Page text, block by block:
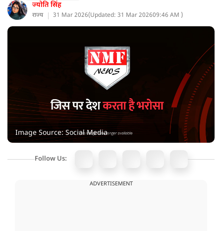
ज्योति सिंह
राज्य 31 Mar 2026(Updated: 31 Mar 202609:46 AM )
Image Source: Social Media
Follow Us:
ADVERTISEMENT